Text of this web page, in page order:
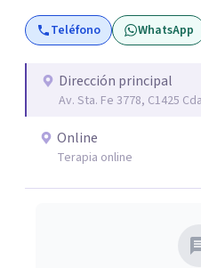
Mi objetivo es poder
desde una estabilidad
Lic. Ricardo L.M. Boucherie,
Sistémica, Cognitivo
Teléfono WhatsApp
Dirección principal
Av. Sta. Fe 3778, C1425
Online
Terapia online